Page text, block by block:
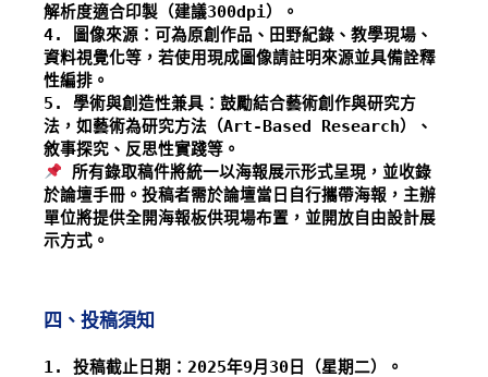
解析度適合印製（建議300dpi）。
4. 圖像來源：可為原創作品、田野紀錄、教學現場、
資料視覺化等，若使用現成圖像請註明來源並具備詮釋
性編排。
5. 學術與創造性兼具：鼓勵結合藝術創作與研究方
法，如藝術為研究方法（Art-Based Research）、
敘事探究、反思性實踐等。
所有錄取稿件將統一以海報展示形式呈現，並收錄
於論壇手冊。投稿者需於論壇當日自行攜帶海報，主辦
單位將提供全開海報板供現場布置，並開放自由設計展
示方式。
四、投稿須知
1. 投稿截止日期：2025年9月30日（星期二）。